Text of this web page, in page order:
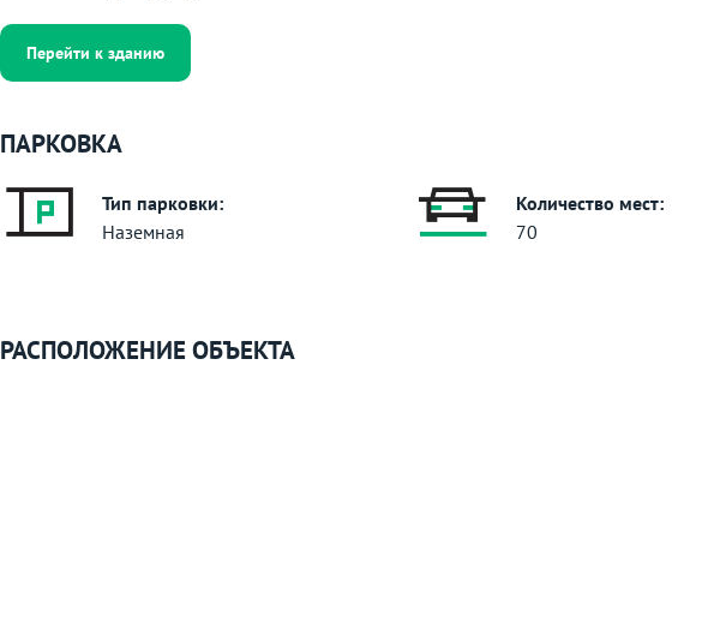
Перейти к зданию
ПАРКОВКА
Тип парковки:
Наземная
Количество мест:
70
РАСПОЛОЖЕНИЕ ОБЪЕКТА